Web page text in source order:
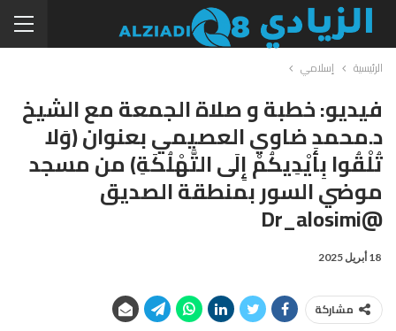
الرئيسية إسلامي
فيديو: خطبة و صلاة الجمعة مع الشيخ
د.محمد ضاوي العصيمي بعنوان (وَلا
تُلْقُوا بِأَيْدِيكُمْ إِلَى التَّهْلُكَةِ) من مسجد
موضي السور بمنطقة الصديق
@dr_alosimi
18 أبريل 2025
مشاركة